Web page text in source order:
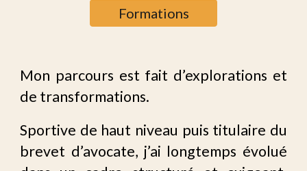
Formations
Mon parcours est fait d’explorations et
de transformations.
Sportive de haut niveau puis titulaire du
brevet d’avocate, j’ai longtemps évolué